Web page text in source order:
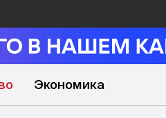
Экономика